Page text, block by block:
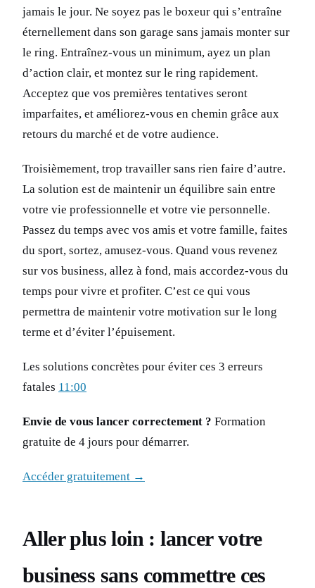
jamais le jour. Ne soyez pas le boxeur qui s’entraîne
éternellement dans son garage sans jamais monter sur
le ring. Entraînez-vous un minimum, ayez un plan
d’action clair, et montez sur le ring rapidement.
Acceptez que vos premières tentatives seront
imparfaites, et améliorez-vous en chemin grâce aux
retours du marché et de votre audience.
Troisièmement, trop travailler sans rien faire d’autre.
La solution est de maintenir un équilibre sain entre
votre vie professionnelle et votre vie personnelle.
Passez du temps avec vos amis et votre famille, faites
du sport, sortez, amusez-vous. Quand vous revenez
sur vos business, allez à fond, mais accordez-vous du
temps pour vivre et profiter. C’est ce qui vous
permettra de maintenir votre motivation sur le long
terme et d’éviter l’épuisement.
Les solutions concrètes pour éviter ces 3 erreurs
fatales 11:00
Envie de vous lancer correctement ? Formation
gratuite de 4 jours pour démarrer.
Accéder gratuitement →
Aller plus loin : lancer votre
business sans commettre ces